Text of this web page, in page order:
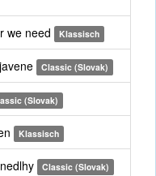
we need Klassisch
Classic (Slovak)
(Slovak)
Klassisch
Classic (Slovak)